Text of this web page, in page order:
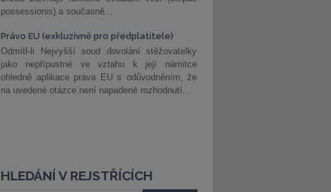
possessionis) a současně...
Právo EU (exkluzivně pro předplatitele)
Odmítl-li Nejvyšší soud dovolání stěžovatelky
jako nepřípustné ve vztahu k její námitce
ohledně aplikace práva EU s odůvodněním, že
na uvedené otázce není napadené rozhodnutí...
HLEDÁNÍ V REJSTŘÍCÍCH